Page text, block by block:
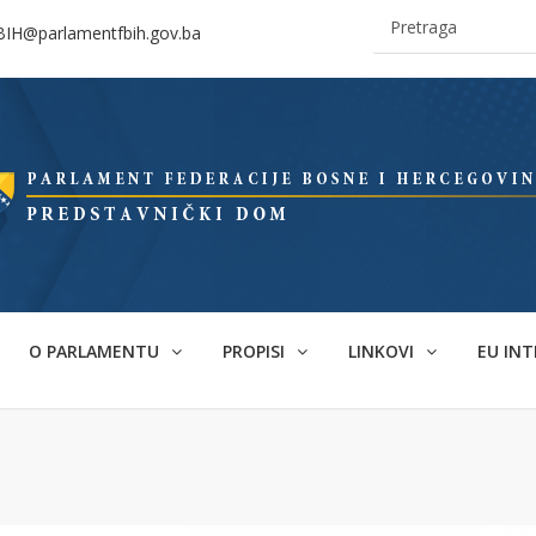
O PARLAMENTU PROPISI LINKOVI EU